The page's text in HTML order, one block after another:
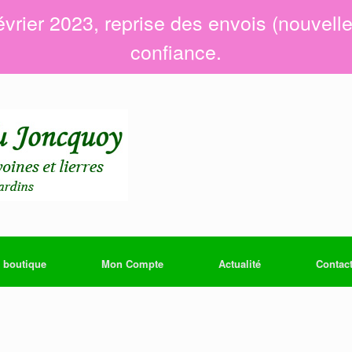
2023, reprise des envois
confiance.
boutique Mon Compte Actualité Contact